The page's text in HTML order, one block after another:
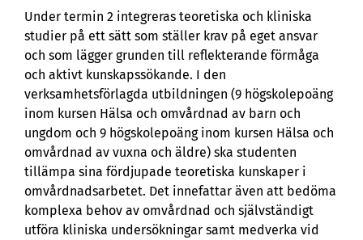
Under termin 2 integreras teoretiska och kliniska
studier på ett sätt som ställer krav på eget ansvar
och som lägger grunden till reflekterande förmåga
och aktivt kunskapssökande. I den
verksamhetsförlagda utbildningen (9 högskolepoäng
inom kursen Hälsa och omvårdnad av barn och
ungdom och 9 högskolepoäng inom kursen Hälsa och
omvårdnad av vuxna och äldre) ska studenten
tillämpa sina fördjupade teoretiska kunskaper i
omvårdnadsarbetet. Det innefattar även att bedöma
komplexa behov av omvårdnad och självständigt
utföra kliniska undersökningar samt medverka vid